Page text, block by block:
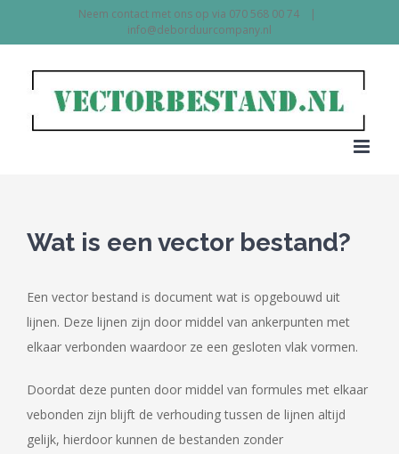
Neem contact met ons op via 070 568 00 74
|
info@deborduurcompany.nl
Wat is een vector bestand?
Een vector bestand is document wat is opgebouwd uit
lijnen. Deze lijnen zijn door middel van ankerpunten met
elkaar verbonden waardoor ze een gesloten vlak vormen.
Doordat deze punten door middel van formules met elkaar
vebonden zijn blijft de verhouding tussen de lijnen altijd
gelijk, hierdoor kunnen de bestanden zonder